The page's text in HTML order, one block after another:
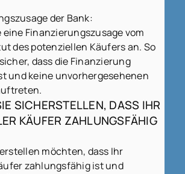
der Bank:
eine Finanzierungszusage vom
des potenziellen Käufers an. So
dass die Finanzierung
und keine unvorhergesehenen
SICHERSTELLEN, DASS IHR
KÄUFER ZAHLUNGSFÄHIG
möchten, dass Ihr
zahlungsfähig ist und